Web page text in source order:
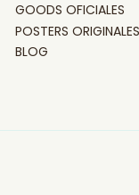
GOODS OFICIALES
POSTERS ORIGINALES
BLOG